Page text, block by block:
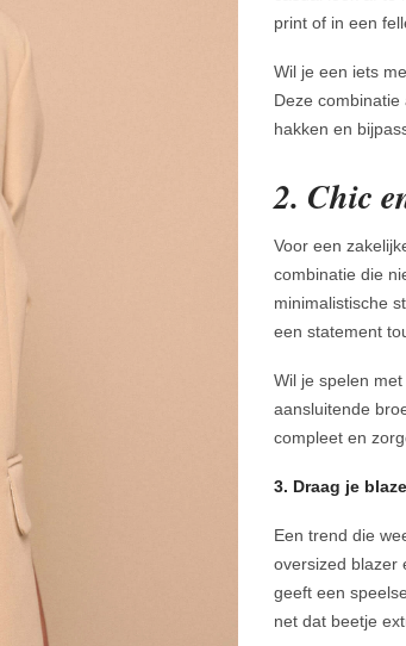
print of in een
Wil je een iets
Deze
hakken en
2. Chic
Voor een
combinatie die
minimalistische
een statement
Wil je spelen
aansluitende
compleet en
3. Draag je
Een trend die
oversized blazer
geeft een
net dat beetje